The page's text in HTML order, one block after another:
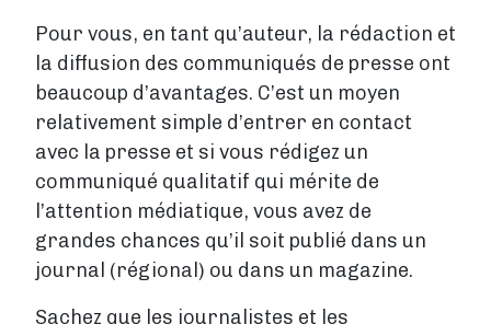
Pour vous, en tant qu’auteur, la rédaction et
la diffusion des communiqués de presse ont
beaucoup d’avantages. C’est un moyen
relativement simple d’entrer en contact
avec la presse et si vous rédigez un
communiqué qualitatif qui mérite de
l’attention médiatique, vous avez de
grandes chances qu’il soit publié dans un
journal (régional) ou dans un magazine.
Sachez que les journalistes et les